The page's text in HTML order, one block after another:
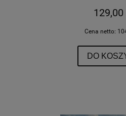
129,00
Cena netto:
DO